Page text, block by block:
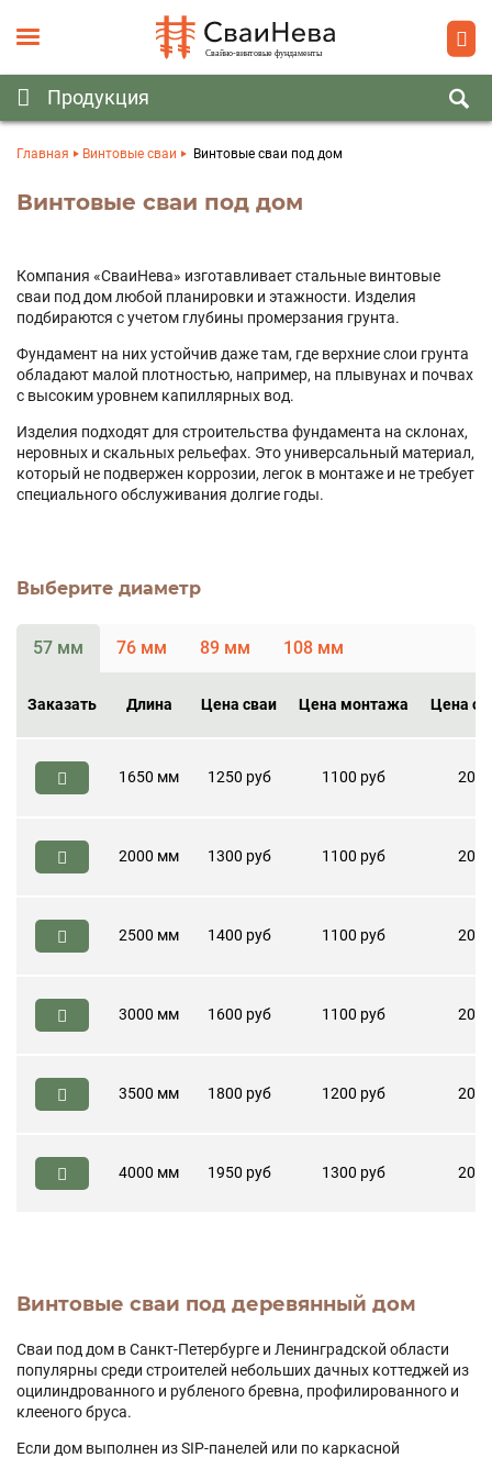
Главная Винтовые сваи Винтовые сваи под дом
Винтовые сваи под дом
Компания «СваиНева» изготавливает стальные винтовые
сваи под дом любой планировки и этажности. Изделия
подбираются с учетом глубины промерзания грунта.
Фундамент на них устойчив даже там, где верхние слои грунта
обладают малой плотностью, например, на плывунах и почвах
с высоким уровнем капиллярных вод.
Изделия подходят для строительства фундамента на склонах,
неровных и скальных рельефах. Это универсальный материал,
который не подвержен коррозии, легок в монтаже и не требует
специального обслуживания долгие годы.
Выберите диаметр
57 мм 76 мм 89 мм 108 мм
Заказать Длина Цена сваи Цена монтажа Цена
1650 мм 1250 руб 1100 руб 200
2000 мм 1300 руб 1100 руб 200
2500 мм 1400 руб 1100 руб 200
3000 мм 1600 руб 1100 руб 200
3500 мм 1800 руб 1200 руб 200
4000 мм 1950 руб 1300 руб 200
Винтовые сваи под деревянный дом
Сваи под дом в Санкт-Петербурге и Ленинградской области
популярны среди строителей небольших дачных коттеджей из
оцилиндрованного и рубленого бревна, профилированного и
клееного бруса.
Если дом выполнен из SIP-панелей или по каркасной